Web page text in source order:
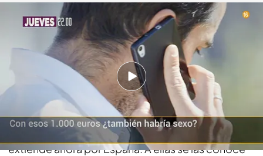
telecinco.es
13 OCT 2016 - 17:42h.
Sin Filtrosse acerca al penúltimo fenómeno
digital procedente de Estados Unidos y que se
extiende ahora por España. A ellas se las conoce